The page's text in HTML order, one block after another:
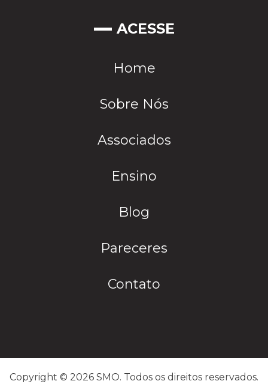
ACESSE
Home
Sobre Nós
Associados
Ensino
Blog
Pareceres
Contato
Copyright © 2026 SMO. Todos os direitos reservados.